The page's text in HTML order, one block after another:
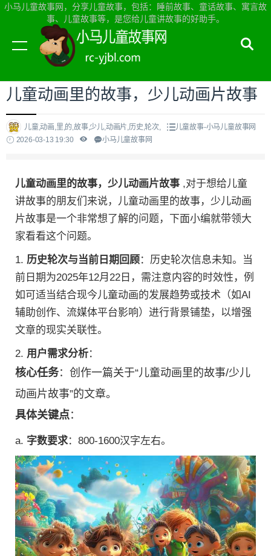
小马儿童故事网，分享儿童故事，包括：睡前故事、童话故事、寓言故
事、儿童故事等，是您给儿童讲故事的好助手。
当前位置：小马儿童故事网首页>儿童故事
儿童动画里的故事，少儿动画片故事
儿童,动画,里,的,故事,少儿,动画片,历史,轮次,
儿童故事-小马儿童故事网
2026-03-13 19:30
小马儿童故事网
儿童动画里的故事，少儿动画片故事 ,对于想给儿童
讲故事的朋友们来说，儿童动画里的故事，少儿动画
片故事是一个非常想了解的问题，下面小编就带领大
家看看这个问题。
1. 历史轮次与当前日期回顾：历史轮次信息未知。当
前日期为2025年12月22日，需注意内容的时效性，例
如可适当结合现今儿童动画的发展趋势或技术（如AI
辅助创作、流媒体平台影响）进行背景铺垫，以增强
文章的现实关联性。
2. 用户需求分析：
核心任务：创作一篇关于“儿童动画里的故事/少儿
动画片故事”的文章。
具体关键点：
a. 字数要求：800-1600汉字左右。